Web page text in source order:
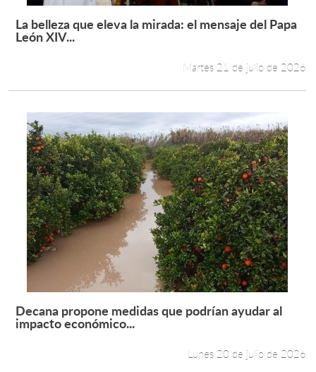
Leer más +
La belleza que eleva la mirada: el mensaje del Papa
León XIV...
Martes 21 de julio de 2026
Leer más +
Decana propone medidas que podrían ayudar al
impacto económico...
Lunes 20 de julio de 2026